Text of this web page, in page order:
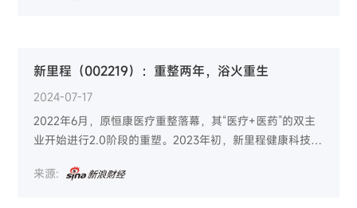
新里程（002219）：重整两年，浴火重生
2024-07-17
2022年6月，原恒康医疗重整落幕，其“医疗+医药”的双主
业开始进行2.0阶段的重塑。2023年初，新里程健康科技集
展战略规划纲要，各下属单位也根据纲要指导思想完成了
来源: